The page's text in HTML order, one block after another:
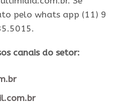
pelo whats app (11) 9
canais do setor: